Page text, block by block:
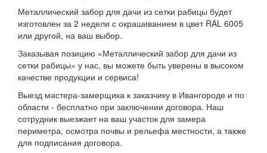
Металлический забор для дачи из сетки рабицы будет
изготовлен за 2 недели с окрашиванием в цвет RAL 6005
или другой, на ваш выбор.
Заказывая позицию «Металлический забор для дачи из
сетки рабицы» у нас, вы можете быть уверены в высоком
качестве продукции и сервиса!
Выезд мастера-замерщика к заказчику в Ивангороде и по
области - бесплатно при заключении договора. Наш
сотрудник выезжает на ваш участок для замера
периметра, осмотра почвы и рельефа местности, а также
для подписания договора.